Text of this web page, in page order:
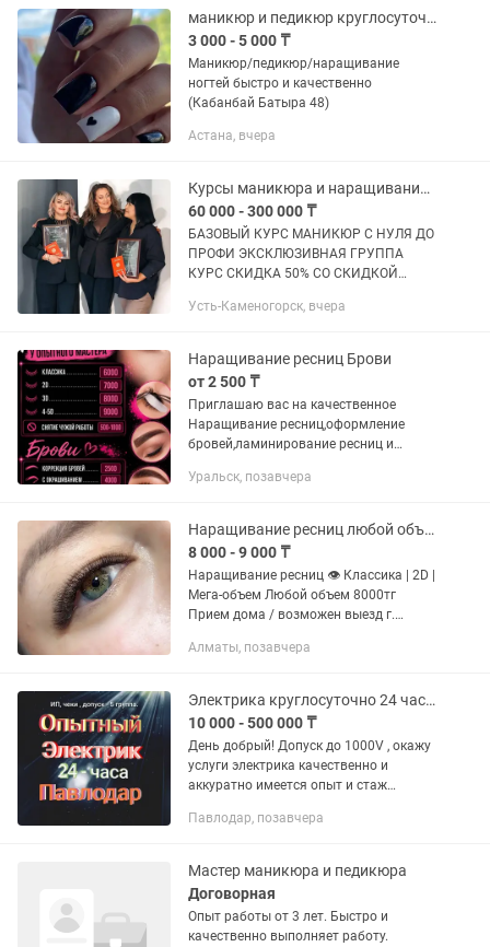
Принимаю в...
маникюр и педикюр круглосуточно
3 000 - 5 000 ₸
Маникюр/педикюр/наращивание
ногтей быстро и качественно
(Кабанбай Батыра 48)
Астана, вчера
Курсы маникюра и наращивания ногтей
60 000 - 300 000 ₸
БАЗОВЫЙ КУРС МАНИКЮР С НУЛЯ ДО
ПРОФИ ЭКСКЛЮЗИВНАЯ ГРУППА
КУРС СКИДКА 50% СО СКИДКОЙ
предзапись учеников идёт. Даты курса
уже...
Усть-Каменогорск, вчера
Наращивание ресниц Брови
от 2 500 ₸
Приглашаю вас на качественное
Наращивание ресниц,оформление
бровей,ламинирование ресниц и
Уральск, позавчера
Наращивание ресниц любой объем
8 000 - 9 000 ₸
Наращивание ресниц 👁 Классика | 2D |
Мега-объем Любой объем 8000тг
Прием дома / возможен выезд г.
получи скидку! Вдвоем выгоднее 💫
Алматы, позавчера
Электрика круглосуточно 24 часа. Аварийный вызов. Электромонтаж под ключ.
10 000 - 500 000 ₸
День добрый! Допуск до 1000V , окажу
услуги электрика качественно и
аккуратно имеется опыт и стаж
и частным домам по выявлению и
Павлодар, позавчера
Мастер маникюра и педикюра
Договорная
Опыт работы от 3 лет. Быстро и
качественно выполняет работу.